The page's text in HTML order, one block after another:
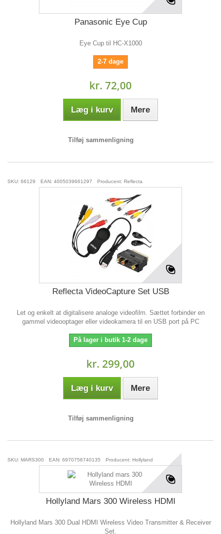
Panasonic Eye Cup
Eye Cup til HC-X1000
2-7 dage
kr. 72,00
Læg i kurv Mere
Tilføj sammenligning
SKU: 66129 EAN: 4005039661297 Producent: Reflecta
Reflecta VideoCapture Set USB
Let og enkelt at digitalisere analoge videofilm. Sættet forbinder en
gammel videooptager eller videokamera til en USB port på PC
På lager i butik 1-2 dage
kr. 299,00
Læg i kurv Mere
Tilføj sammenligning
SKU: MARS300 EAN: 6970758740135 Producent: Hollyland
Hollyland Mars 300 Wireless HDMI
Hollyland Mars 300 Dual HDMI Wireless Video Transmitter & Receiver
Set.